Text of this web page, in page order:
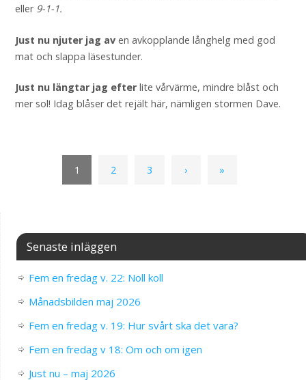
eller 9-1-1.
Just nu njuter jag aven avkopplande långhelg med god
mat och slappa läsestunder.
Just nu längtar jag efterlite vårvärme, mindre blåst och
mer sol! Idag blåser det rejält här, nämligen stormen Dave.
1 2 3 › »
Senaste inläggen
Fem en fredag v. 22: Noll koll
Månadsbilden maj 2026
Fem en fredag v. 19: Hur svårt ska det vara?
Fem en fredag v 18: Om och om igen
Just nu – maj 2026